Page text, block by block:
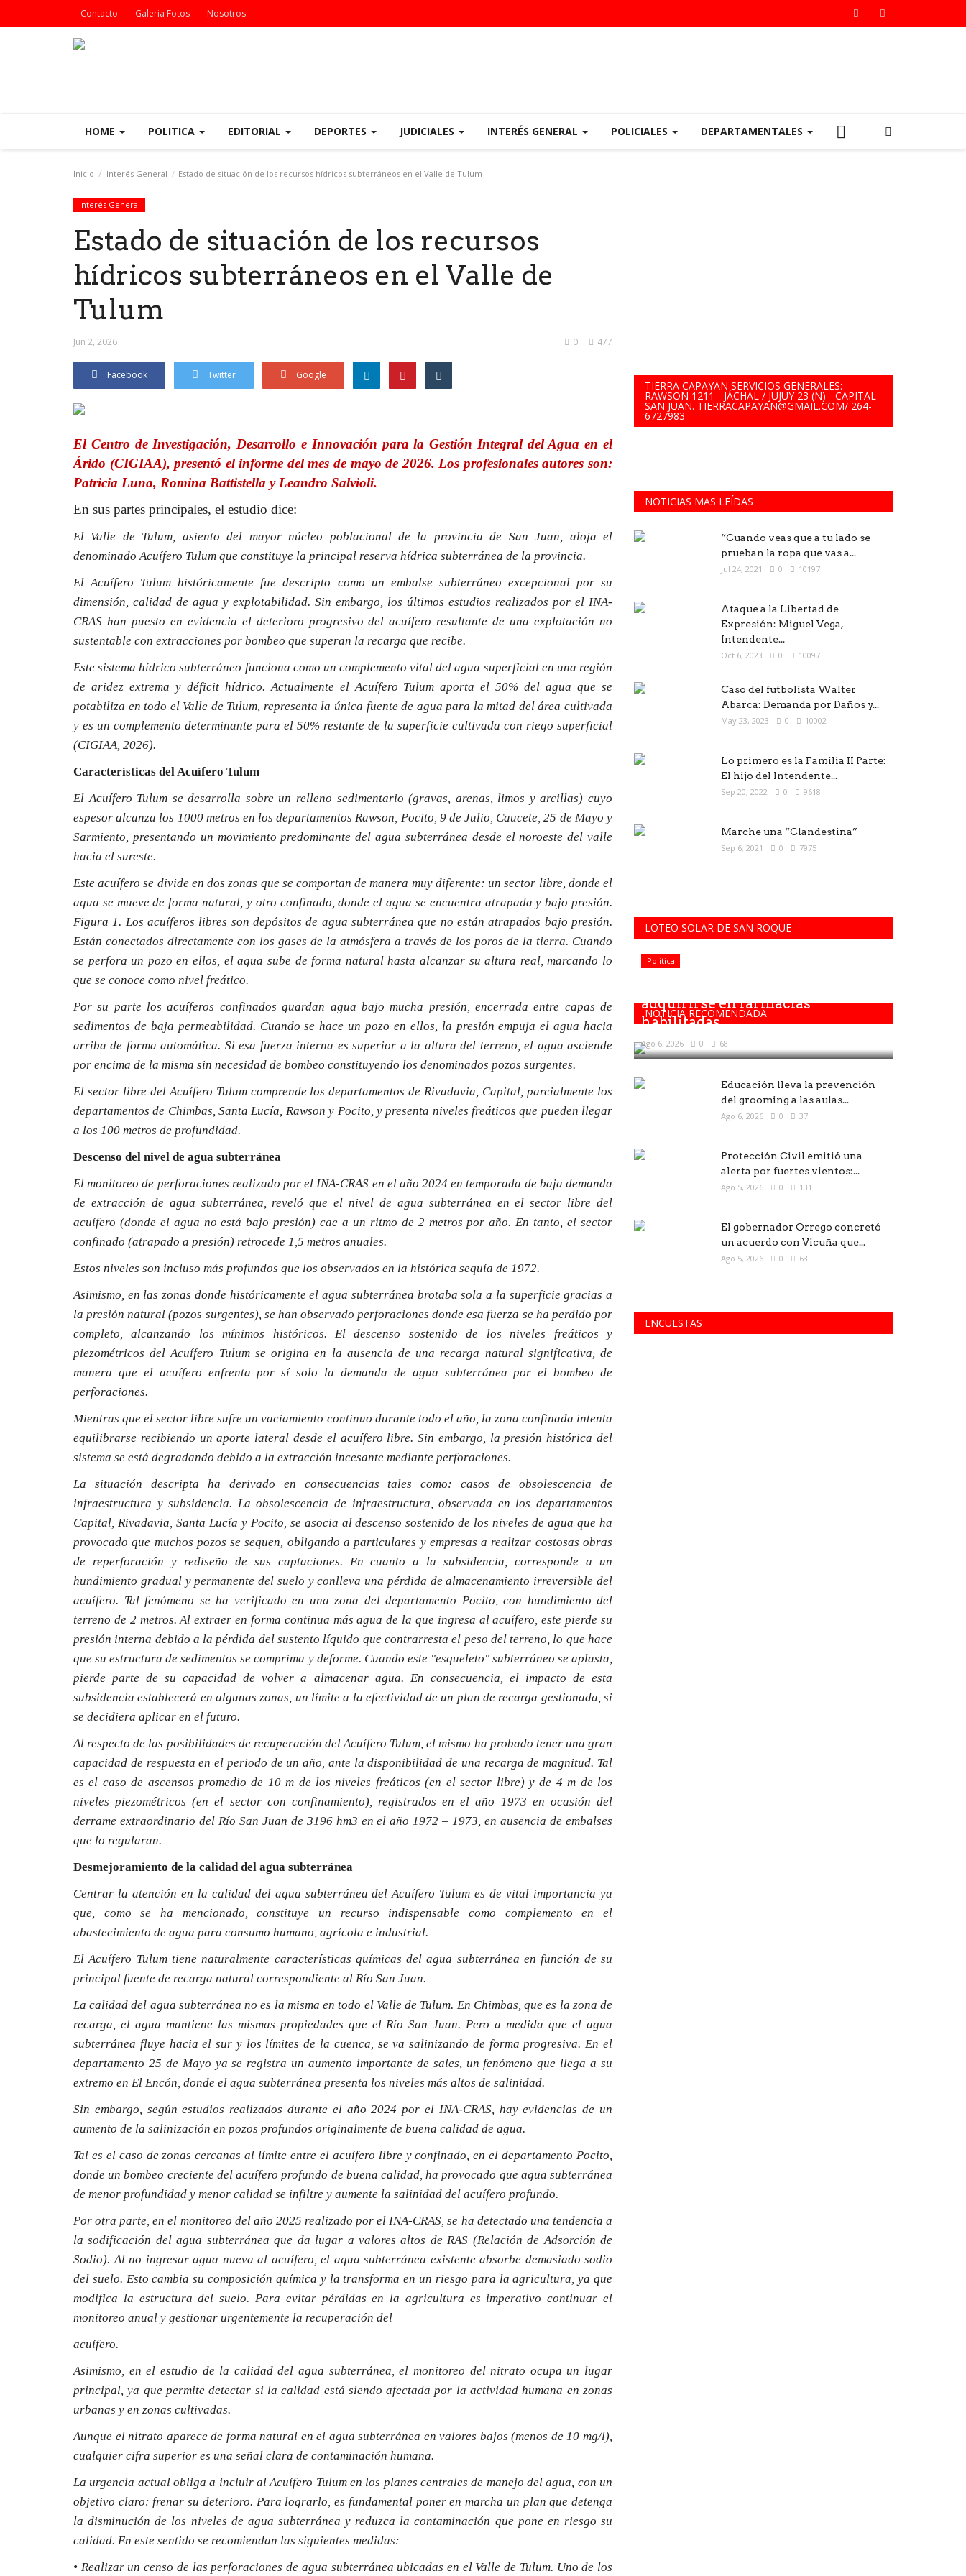
Contacto Galeria Fotos Nosotros
HOME POLITICA EDITORIAL DEPORTES JUDICIALES INTERÉS GENERAL POLICIALES DEPARTAMENTALES
Inicio Interés General Estado de situación de los recursos hídricos subterráneos en el Valle de Tulum
Interés General
Estado de situación de los recursos
hídricos subterráneos en el Valle de
Tulum
Jun 2, 2026 477
0
Facebook Twitter Google
El Centro de Investigación, Desarrollo e Innovación para la Gestión Integral del Agua en el
Árido (CIGIAA), presentó el informe del mes de mayo de 2026. Los profesionales autores son:
Patricia Luna, Romina Battistella y Leandro Salvioli.
En sus partes principales, el estudio dice:
El Valle de Tulum, asiento del mayor núcleo poblacional de la provincia de San Juan, aloja el
denominado Acuífero Tulum que constituye la principal reserva hídrica subterránea de la provincia.
El Acuífero Tulum históricamente fue descripto como un embalse subterráneo excepcional por su
dimensión, calidad de agua y explotabilidad. Sin embargo, los últimos estudios realizados por el INA-
CRAS han puesto en evidencia el deterioro progresivo del acuífero resultante de una explotación no
sustentable con extracciones por bombeo que superan la recarga que recibe.
Este sistema hídrico subterráneo funciona como un complemento vital del agua superficial en una región
de aridez extrema y déficit hídrico. Actualmente el Acuífero Tulum aporta el 50% del agua que se
potabiliza en todo el Valle de Tulum, representa la única fuente de agua para la mitad del área cultivada
y es un complemento determinante para el 50% restante de la superficie cultivada con riego superficial
(CIGIAA, 2026).
Características del Acuífero Tulum
El Acuífero Tulum se desarrolla sobre un relleno sedimentario (gravas, arenas, limos y arcillas) cuyo
espesor alcanza los 1000 metros en los departamentos Rawson, Pocito, 9 de Julio, Caucete, 25 de Mayo y
Sarmiento, presentando un movimiento predominante del agua subterránea desde el noroeste del valle
hacia el sureste.
Este acuífero se divide en dos zonas que se comportan de manera muy diferente: un sector libre, donde el
agua se mueve de forma natural, y otro confinado, donde el agua se encuentra atrapada y bajo presión.
Figura 1. Los acuíferos libres son depósitos de agua subterránea que no están atrapados bajo presión.
Están conectados directamente con los gases de la atmósfera a través de los poros de la tierra. Cuando
se perfora un pozo en ellos, el agua sube de forma natural hasta alcanzar su altura real, marcando lo
que se conoce como nivel freático.
Por su parte los acuíferos confinados guardan agua bajo mucha presión, encerrada entre capas de
sedimentos de baja permeabilidad. Cuando se hace un pozo en ellos, la presión empuja el agua hacia
arriba de forma automática. Si esa fuerza interna es superior a la altura del terreno, el agua asciende
por encima de la misma sin necesidad de bombeo constituyendo los denominados pozos surgentes.
El sector libre del Acuífero Tulum comprende los departamentos de Rivadavia, Capital, parcialmente los
departamentos de Chimbas, Santa Lucía, Rawson y Pocito, y presenta niveles freáticos que pueden llegar
a los 100 metros de profundidad.
Descenso del nivel de agua subterránea
El monitoreo de perforaciones realizado por el INA-CRAS en el año 2024 en temporada de baja demanda
de extracción de agua subterránea, reveló que el nivel de agua subterránea en el sector libre del
acuífero (donde el agua no está bajo presión) cae a un ritmo de 2 metros por año. En tanto, el sector
confinado (atrapado a presión) retrocede 1,5 metros anuales.
Estos niveles son incluso más profundos que los observados en la histórica sequía de 1972.
Asimismo, en las zonas donde históricamente el agua subterránea brotaba sola a la superficie gracias a
la presión natural (pozos surgentes), se han observado perforaciones donde esa fuerza se ha perdido por
completo, alcanzando los mínimos históricos. El descenso sostenido de los niveles freáticos y
piezométricos del Acuífero Tulum se origina en la ausencia de una recarga natural significativa, de
manera que el acuífero enfrenta por sí solo la demanda de agua subterránea por el bombeo de
perforaciones.
Mientras que el sector libre sufre un vaciamiento continuo durante todo el año, la zona confinada intenta
equilibrarse recibiendo un aporte lateral desde el acuífero libre. Sin embargo, la presión histórica del
sistema se está degradando debido a la extracción incesante mediante perforaciones.
La situación descripta ha derivado en consecuencias tales como: casos de obsolescencia de
infraestructura y subsidencia. La obsolescencia de infraestructura, observada en los departamentos
Capital, Rivadavia, Santa Lucía y Pocito, se asocia al descenso sostenido de los niveles de agua que ha
provocado que muchos pozos se sequen, obligando a particulares y empresas a realizar costosas obras
de reperforación y rediseño de sus captaciones. En cuanto a la subsidencia, corresponde a un
hundimiento gradual y permanente del suelo y conlleva una pérdida de almacenamiento irreversible del
acuífero. Tal fenómeno se ha verificado en una zona del departamento Pocito, con hundimiento del
terreno de 2 metros. Al extraer en forma continua más agua de la que ingresa al acuífero, este pierde su
presión interna debido a la pérdida del sustento líquido que contrarresta el peso del terreno, lo que hace
que su estructura de sedimentos se comprima y deforme. Cuando este "esqueleto" subterráneo se aplasta,
pierde parte de su capacidad de volver a almacenar agua. En consecuencia, el impacto de esta
subsidencia establecerá en algunas zonas, un límite a la efectividad de un plan de recarga gestionada, si
se decidiera aplicar en el futuro.
Al respecto de las posibilidades de recuperación del Acuífero Tulum, el mismo ha probado tener una gran
capacidad de respuesta en el periodo de un año, ante la disponibilidad de una recarga de magnitud. Tal
es el caso de ascensos promedio de 10 m de los niveles freáticos (en el sector libre) y de 4 m de los
niveles piezométricos (en el sector con confinamiento), registrados en el año 1973 en ocasión del
derrame extraordinario del Río San Juan de 3196 hm3 en el año 1972 – 1973, en ausencia de embalses
que lo regularan.
Desmejoramiento de la calidad del agua subterránea
Centrar la atención en la calidad del agua subterránea del Acuífero Tulum es de vital importancia ya
que, como se ha mencionado, constituye un recurso indispensable como complemento en el
abastecimiento de agua para consumo humano, agrícola e industrial.
El Acuífero Tulum tiene naturalmente características químicas del agua subterránea en función de su
principal fuente de recarga natural correspondiente al Río San Juan.
La calidad del agua subterránea no es la misma en todo el Valle de Tulum. En Chimbas, que es la zona de
recarga, el agua mantiene las mismas propiedades que el Río San Juan. Pero a medida que el agua
subterránea fluye hacia el sur y los límites de la cuenca, se va salinizando de forma progresiva. En el
departamento 25 de Mayo ya se registra un aumento importante de sales, un fenómeno que llega a su
extremo en El Encón, donde el agua subterránea presenta los niveles más altos de salinidad.
Sin embargo, según estudios realizados durante el año 2024 por el INA-CRAS, hay evidencias de un
aumento de la salinización en pozos profundos originalmente de buena calidad de agua.
Tal es el caso de zonas cercanas al límite entre el acuífero libre y confinado, en el departamento Pocito,
donde un bombeo creciente del acuífero profundo de buena calidad, ha provocado que agua subterránea
de menor profundidad y menor calidad se infiltre y aumente la salinidad del acuífero profundo.
Por otra parte, en el monitoreo del año 2025 realizado por el INA-CRAS, se ha detectado una tendencia a
la sodificación del agua subterránea que da lugar a valores altos de RAS (Relación de Adsorción de
Sodio). Al no ingresar agua nueva al acuífero, el agua subterránea existente absorbe demasiado sodio
del suelo. Esto cambia su composición química y la transforma en un riesgo para la agricultura, ya que
modifica la estructura del suelo. Para evitar pérdidas en la agricultura es imperativo continuar el
monitoreo anual y gestionar urgentemente la recuperación del
acuífero.
Asimismo, en el estudio de la calidad del agua subterránea, el monitoreo del nitrato ocupa un lugar
principal, ya que permite detectar si la calidad está siendo afectada por la actividad humana en zonas
urbanas y en zonas cultivadas.
Aunque el nitrato aparece de forma natural en el agua subterránea en valores bajos (menos de 10 mg/l),
cualquier cifra superior es una señal clara de contaminación humana.
La urgencia actual obliga a incluir al Acuífero Tulum en los planes centrales de manejo del agua, con un
objetivo claro: frenar su deterioro. Para lograrlo, es fundamental poner en marcha un plan que detenga
la disminución de los niveles de agua subterránea y reduzca la contaminación que pone en riesgo su
calidad. En este sentido se recomiendan las siguientes medidas:
• Realizar un censo de las perforaciones de agua subterránea ubicadas en el Valle de Tulum. Uno de los
TIERRA CAPAYAN SERVICIOS GENERALES:
RAWSON 1211 - JÁCHAL / JUJUY 23 (N) - CAPITAL
SAN JUAN. TIERRACAPAYAN@GMAIL.COM/ 264-
6727983
NOTICIAS MAS LEÍDAS
“Cuando veas que a tu lado se
prueban la ropa que vas a...
Jul 24, 2021 0 10197
Ataque a la Libertad de
Expresión: Miguel Vega,
Intendente...
Oct 6, 2023 0 10097
Caso del futbolista Walter
Abarca: Demanda por Daños y...
May 23, 2023 0 10002
Lo primero es la Familia II Parte:
El hijo del Intendente...
Sep 20, 2022 0 9618
Marche una “Clandestina”
Sep 6, 2021 0 7975
LOTEO SOLAR DE SAN ROQUE
NOTICIA RECOMENDADA
Politica
adquirirse en farmacias
habilitadas
Ago 6, 2026 0 68
Educación lleva la prevención
del grooming a las aulas...
Ago 6, 2026 0 37
Protección Civil emitió una
alerta por fuertes vientos:...
Ago 5, 2026 0 131
El gobernador Orrego concretó
un acuerdo con Vicuña que...
Ago 5, 2026 0 63
ENCUESTAS